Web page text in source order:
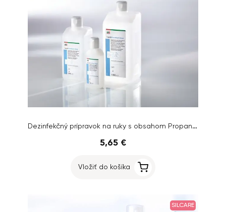
Dezinfekčný prípravok na ruky s obsahom Propanolu 100ml
5,65 €
Vložiť do košíka
SILCARE